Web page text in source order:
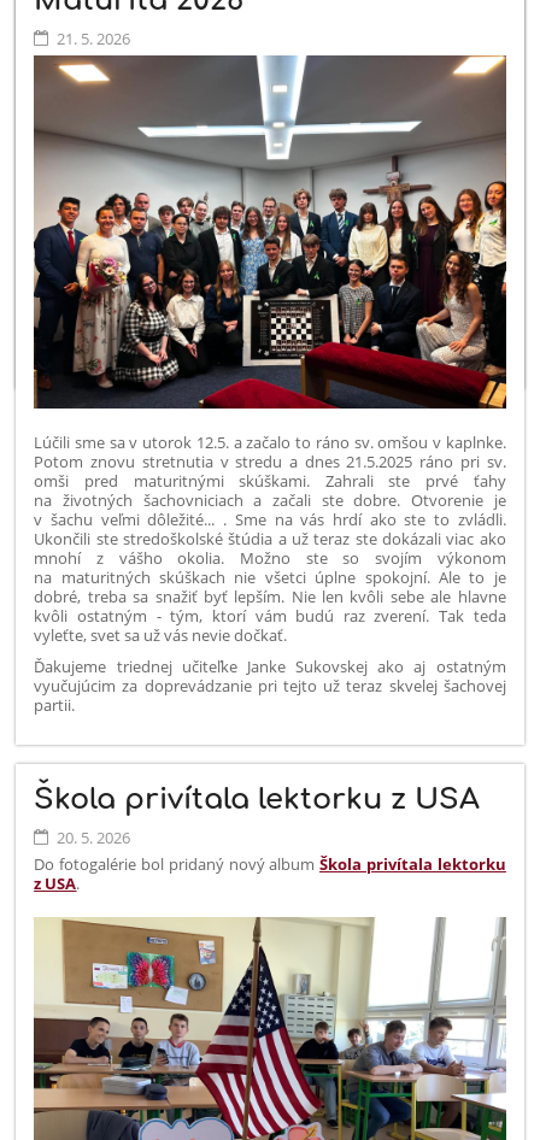
Cesta žiakov ZŠ sv. Mikuláša na skupinovú mobilitu na Sicíliu
v rámci programu Erasmus plus.
Po ceste sa v rámci roka sv. Františka zastavili v Assisi a po viac
ako 2000 kilometroch v cieľovej stanici v Taormine na Sicílii.
Niektorí sa okúpali v mori prvýkrát v živote, niektorí boli prvýkrát
v Assisi, niektorí prvýkrát v živote spali celú noc v autobuse, ale
všetci bez rozdielu prežívajú skvelý čas v nádhrenom prostredí.
Ďakujeme, že ste s nami.
21. 5. 2026
Lúčili sme sa v utorok 12.5. a začalo to ráno sv. omšou v kaplnke.
Potom znovu stretnutia v stredu a dnes 21.5.2025 ráno pri sv.
omši pred maturitnými skúškami. Zahrali ste prvé ťahy
na životných šachovniciach a začali ste dobre. Otvorenie je
v šachu veľmi dôležité... . Sme na vás hrdí ako ste to zvládli.
Ukončili ste stredoškolské štúdia a už teraz ste dokázali viac ako
mnohí z vášho okolia. Možno ste so svojím výkonom
na maturitných skúškach nie všetci úplne spokojní. Ale to je
dobré, treba sa snažiť byť lepším. Nie len kvôli sebe ale hlavne
kvôli ostatným - tým, ktorí vám budú raz zverení. Tak teda
vyleťte, svet sa už vás nevie dočkať.
Ďakujeme triednej učiteľke Janke Sukovskej ako aj ostatným
vyučujúcim za doprevádzanie pri tejto už teraz skvelej šachovej
partii.
Škola privítala lektorku z USA
20. 5. 2026
Do fotogalérie bol pridaný nový albumŠkola privítala lektorku
z USA.